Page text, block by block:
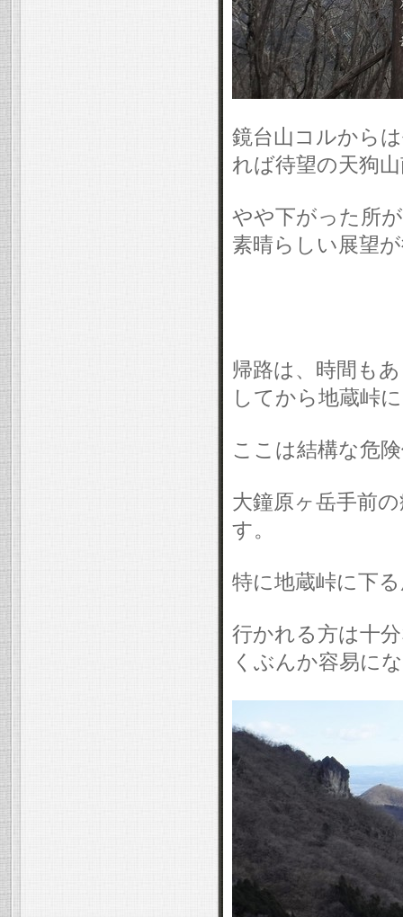
鏡台山コルから
れば待望の天狗
やや下がった所
素晴らしい展望
帰路は、時間も
してから地蔵峠
ここは結構な危
大鐘原ヶ岳手前
す。
特に地蔵峠に下
行かれる方は十
くぶんか容易に